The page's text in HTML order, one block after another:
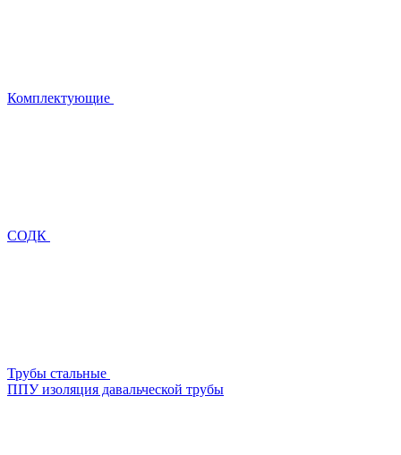
Комплектующие
СОДК
Трубы стальные
ППУ изоляция давальческой трубы